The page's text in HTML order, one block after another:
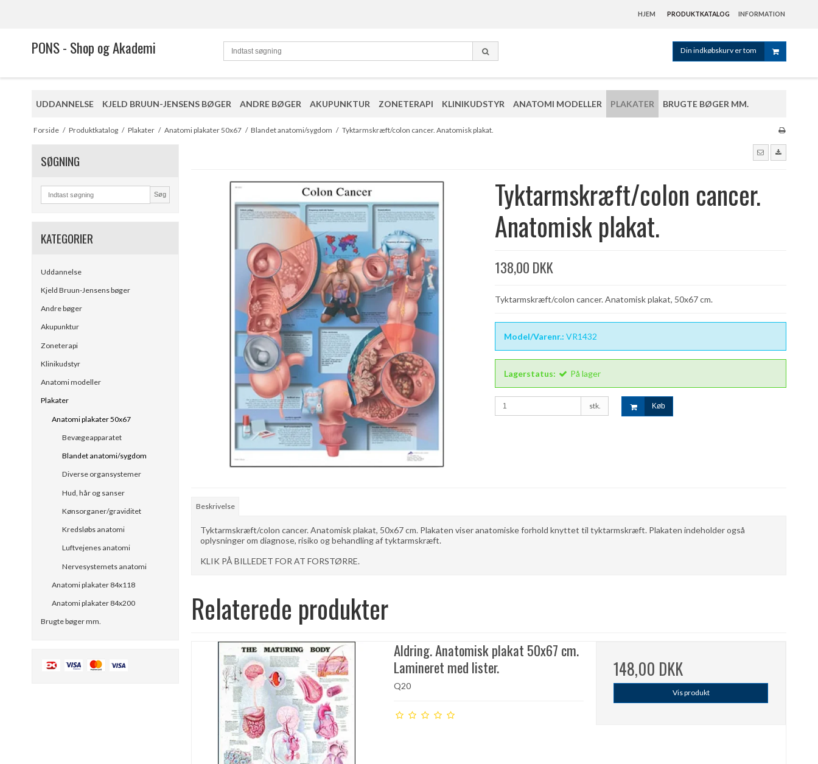
HJEM PRODUKTKATALOG INFORMATION
PONS - Shop og Akademi Din indkøbskurv er tom
UDDANNELSE KJELD BRUUN-JENSENS BØGER ANDRE BØGER AKUPUNKTUR ZONETERAPI KLINIKUDSTYR ANATOMI MODELLER PLAKATER BRUGTE BØGER MM.
Forside / Produktkatalog / Plakater / Anatomi plakater 50x67 / Blandet anatomi/sygdom / Tyktarmskræft/colon cancer. Anatomisk plakat.
SØGNING
Søg
KATEGORIER
Uddannelse
Kjeld Bruun-Jensens bøger
Andre bøger
Akupunktur
Zoneterapi
Klinikudstyr
Anatomi modeller
Plakater
Anatomi plakater 50x67
Bevægeapparatet
Blandet anatomi/sygdom
Diverse organsystemer
Hud, hår og sanser
Kønsorganer/graviditet
Kredsløbs anatomi
Luftvejenes anatomi
Nervesystemets anatomi
Anatomi plakater 84x118
Anatomi plakater 84x200
Brugte bøger mm.
Tyktarmskræft/colon cancer.
Anatomisk plakat.
138,00 DKK
Tyktarmskræft/colon cancer. Anatomisk plakat, 50x67 cm.
Model/Varenr.: VR1432
Lagerstatus: På lager
stk. Køb
Beskrivelse
Tyktarmskræft/colon cancer. Anatomisk plakat, 50x67 cm. Plakaten viser anatomiske forhold knyttet til tyktarmskræft. Plakaten indeholder også
oplysninger om diagnose, risiko og behandling af tyktarmskræft.
KLIK PÅ BILLEDET FOR AT FORSTØRRE.
Relaterede produkter
Aldring. Anatomisk plakat 50x67 cm.
Lamineret med lister.
Q20
148,00 DKK
Vis produkt